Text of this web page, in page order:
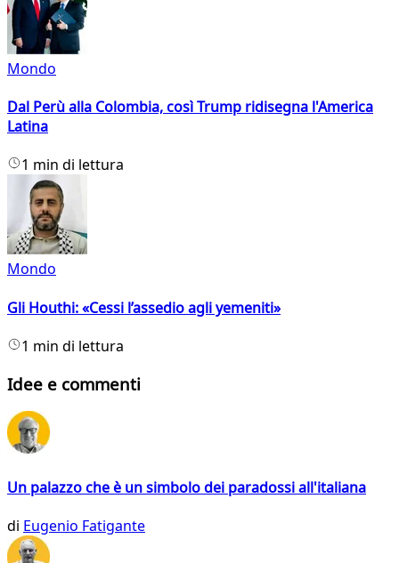
Mondo
Dal Perù alla Colombia, così Trump ridisegna l'America
Latina
1 min di lettura
Mondo
Gli Houthi: «Cessi l’assedio agli yemeniti»
1 min di lettura
Idee e commenti
Un palazzo che è un simbolo dei paradossi all'italiana
di Eugenio Fatigante